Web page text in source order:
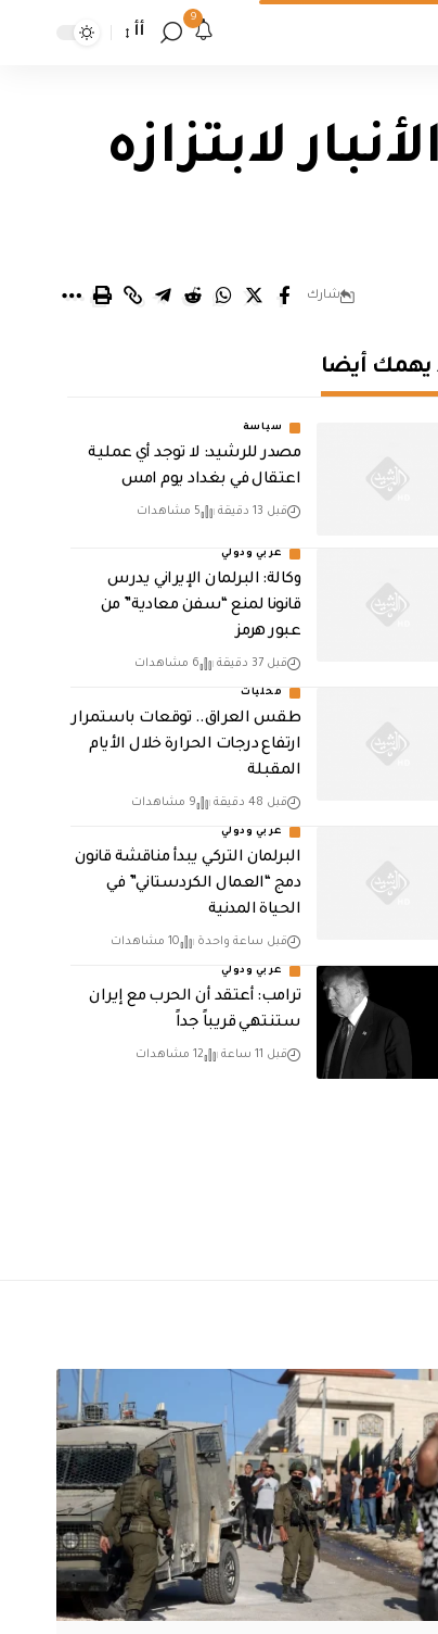
9
أأ
لابتزازه
شارك
يهمك أيضا
سياسة
مصدر للرشيد: لا توجد أي عملية
اعتقال في بغداد يوم امس
قبل 13 دقيقة 5 مشاهدات
عربي ودولي
وكالة: البرلمان الإيراني يدرس
قانونا لمنع “سفن معادية” من
عبور هرمز
قبل 37 دقيقة 6 مشاهدات
محليات
طقس العراق.. توقعات باستمرار
ارتفاع درجات الحرارة خلال الأيام
المقبلة
قبل 48 دقيقة 9 مشاهدات
عربي ودولي
البرلمان التركي يبدأ مناقشة قانون
دمج “العمال الكردستاني” في
الحياة المدنية
قبل ساعة واحدة 10 مشاهدات
عربي ودولي
‏ترامب: أعتقد أن الحرب مع إيران
ستنتهي قريباً جداً
قبل 11 ساعة 12 مشاهدات